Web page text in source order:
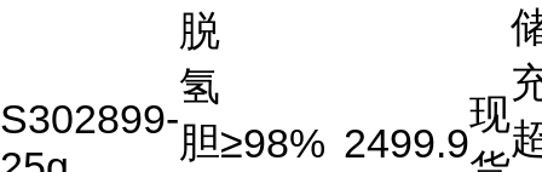
S302899-
脱
氢
胆≥98% 2499.9
现